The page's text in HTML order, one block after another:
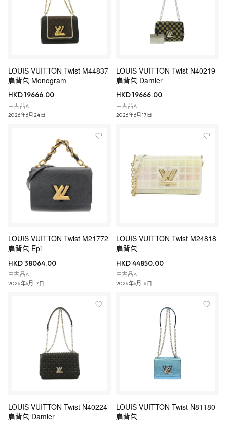
LOUIS VUITTON Twist M44837
肩背包 Monogram
HKD 19666.00
中古品A
2026年6月24日
LOUIS VUITTON Twist N40219
肩背包 Damier
HKD 19666.00
中古品A
2026年6月17日
LOUIS VUITTON Twist M21772
肩背包 Epi
HKD 38064.00
中古品A
2026年6月17日
LOUIS VUITTON Twist M24818
肩背包
HKD 44850.00
中古品A
2026年6月16日
LOUIS VUITTON Twist N40224
肩背包 Damier
LOUIS VUITTON Twist N81180
肩背包